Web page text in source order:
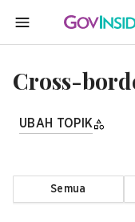
MENU
Cross-
UBAH TOPIK
Semua